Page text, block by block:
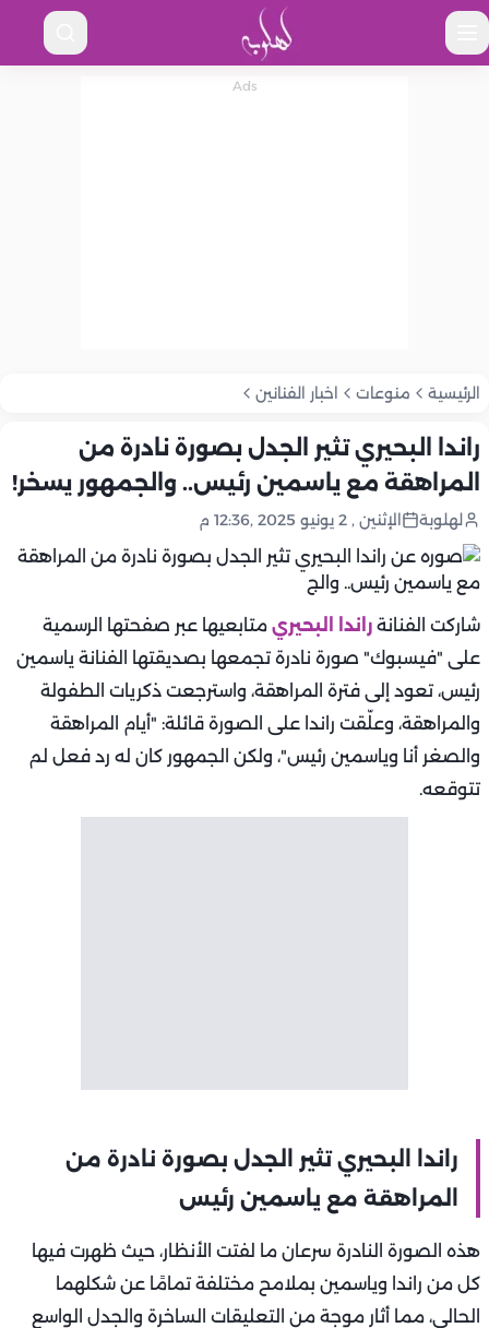
الرئيسية منوعات اخبار الفنانين
راندا البحيري تثير الجدل بصورة نادرة من
المراهقة مع ياسمين رئيس.. والجمهور يسخر!
لهلوبة الإثنين , 2 يونيو 2025 ,12:36 م
شاركت الفنانة راندا البحيري متابعيها عبر صفحتها الرسمية
على "فيسبوك" صورة نادرة تجمعها بصديقتها الفنانة ياسمين
رئيس، تعود إلى فترة المراهقة، واسترجعت ذكريات الطفولة
والمراهقة، وعلّقت راندا على الصورة قائلة: "أيام المراهقة
والصغر أنا وياسمين رئيس"، ولكن الجمهور كان له رد فعل لم
تتوقعه.
راندا البحيري تثير الجدل بصورة نادرة من
المراهقة مع ياسمين رئيس
هذه الصورة النادرة سرعان ما لفتت الأنظار، حيث ظهرت فيها
كل من راندا وياسمين بملامح مختلفة تمامًا عن شكلهما
الحالي، مما أثار موجة من التعليقات الساخرة والجدل الواسع